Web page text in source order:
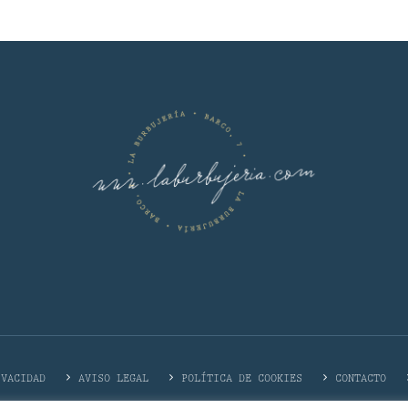
AVISO LEGAL POLÍTICA DE COOKIES CONTACTO